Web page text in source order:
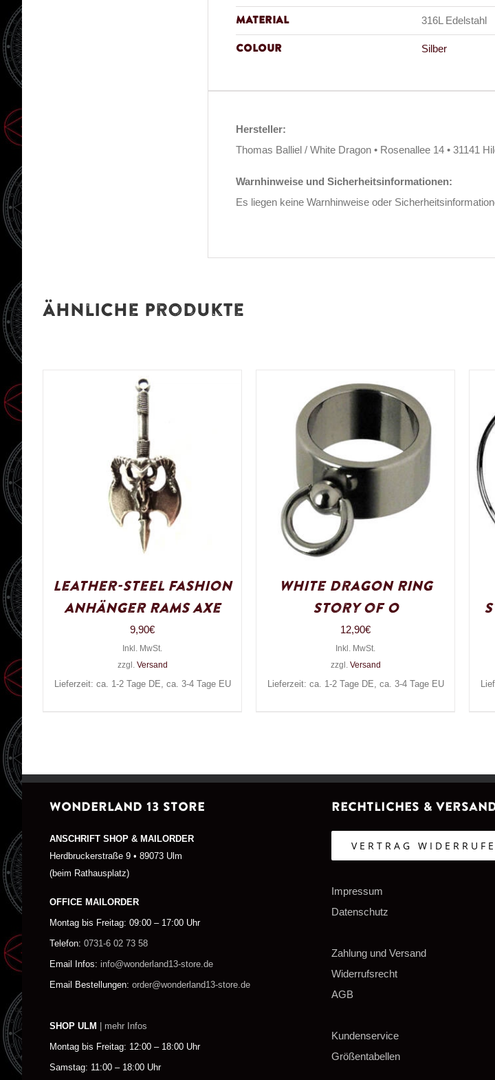
Material 316L Edelstahl
Colour Silber
Hersteller:
Thomas Balliel / White Dragon • Rosenallee 14 • 31141
Warnhinweise und Sicherheitsinformationen:
Es liegen keine Warnhinweise oder
Ähnliche Produkte
Leather-Steel Fashion
Anhänger Rams Axe
9,90€
Inkl. MwSt.
zzgl. Versand
Lieferzeit: ca. 1-2 Tage DE, ca. 3-4 Tage EU
White Dragon Ring
Story of O
12,90€
Inkl. MwSt.
zzgl. Versand
Lieferzeit: ca. 1-2 Tage DE, ca. 3-4 Tage EU
WONDERLAND 13 STORE
ANSCHRIFT SHOP & MAILORDER
Herdbruckerstraße 9 • 89073 Ulm
(beim Rathausplatz)
OFFICE MAILORDER
Montag bis Freitag: 09:00 – 17:00 Uhr
Telefon: 0731-6 02 73 58
Email Infos: info@wonderland13-store.de
Email Bestellungen: order@wonderland13-store.de
SHOP ULM | mehr Infos
Montag bis Freitag: 12:00 – 18:00 Uhr
Samstag: 11:00 – 18:00 Uhr
Rechtliches &
VERTRAG
Impressum
Datenschutz
Zahlung und Versand
Widerrufsrecht
AGB
Kundenservice
Größentabellen